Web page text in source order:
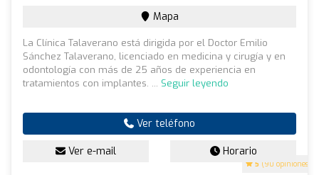
5 (90 opiniones)
Mapa
La Clínica Talaverano está dirigida por el Doctor Emilio
Sánchez Talaverano, licenciado en medicina y cirugía y en
odontología con más de 25 años de experiencia en
tratamientos con implantes. ... Seguir leyendo
Ver teléfono
Ver e-mail Horario